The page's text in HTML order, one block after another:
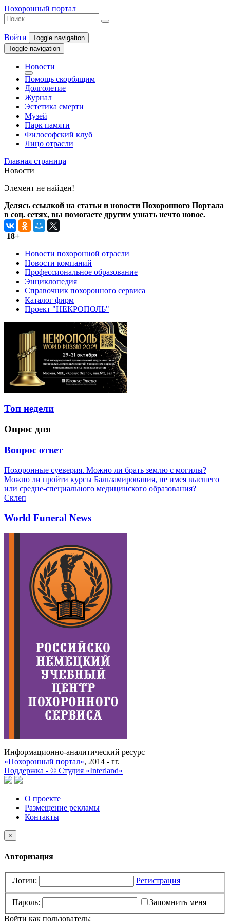
Похоронный портал
Войти
Toggle navigation
Toggle navigation
Новости
Помощь скорбящим
Долголетие
Журнал
Эстетика смерти
Музей
Парк памяти
Философский клуб
Лицо отрасли
Главная страница
Новости
Элемент не найден!
Делясь ссылкой на статьи и новости Похоронного Портала
в соц. сетях, вы помогаете другим узнать нечто новое.
18+
Новости похоронной отрасли
Новости компаний
Профессиональное образование
Энциклопедия
Справочник похоронного сервиса
Каталог фирм
Проект "НЕКРОПОЛЬ"
Топ недели
Опрос дня
Вопрос ответ
Похоронные суеверия. Можно ли брать землю с могилы?
Можно ли пройти курсы Бальзамирования, не имея высшего
или средне-специального медицинского образования?
Склеп
World Funeral News
Информационно-аналитический ресурс
«Похоронный портал», 2014 - гг.
Поддержка - © Cтудия «Interland»
О проекте
Размещение рекламы
Контакты
×
Авторизация
Логин: Регистрация
Пароль:
Запомнить меня
Войти как пользователь: